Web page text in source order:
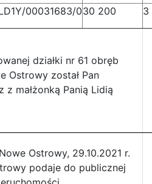
00031683/030 200 3
działki nr 61 obręb
Ostrowy został Pan
z małżonką Panią Lidią
Nowe Ostrowy, 29.10.2021 r.
podaje do publicznej